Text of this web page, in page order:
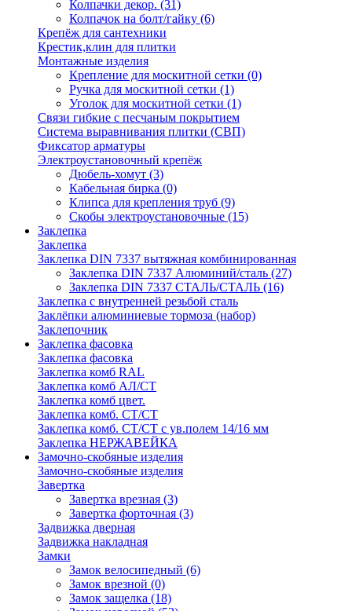
Колпачки декор. (31)
Колпачок на болт/гайку (6)
Крепёж для сантехники
Крестик,клин для плитки
Монтажные изделия
Крепление для москитной сетки (0)
Ручка для москитной сетки (1)
Уголок для москитной сетки (1)
Связи гибкие с песчаным покрытием
Система выравнивания плитки (СВП)
Фиксатор арматуры
Электроустановочный крепёж
Дюбель-хомут (3)
Кабельная бирка (0)
Клипса для крепления труб (9)
Скобы электроустановочные (15)
Заклепка
Заклепка
Заклепка DIN 7337 вытяжная комбинированная
Заклепка DIN 7337 Алюминий/сталь (27)
Заклепка DIN 7337 СТАЛЬ/СТАЛЬ (16)
Заклепка с внутренней резьбой сталь
Заклёпки алюминиевые тормоза (набор)
Заклепочник
Заклепка фасовка
Заклепка фасовка
Заклепка комб RAL
Заклепка комб АЛ/СТ
Заклепка комб цвет.
Заклепка комб. СТ/СТ
Заклепка комб. СТ/СТ с ув.полем 14/16 мм
Заклепка НЕРЖАВЕЙКА
Замочно-скобяные изделия
Замочно-скобяные изделия
Завертка
Завертка врезная (3)
Завертка форточная (3)
Задвижка дверная
Задвижка накладная
Замки
Замок велосипедный (6)
Замок врезной (0)
Замок защелка (18)